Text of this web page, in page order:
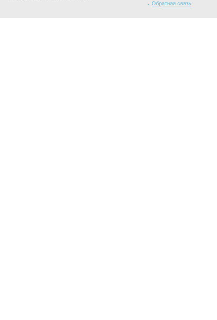
Обратная связь